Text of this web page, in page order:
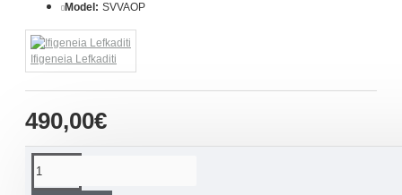
490,00€
Model: SVVAOP
Ifigeneia Lefkaditi